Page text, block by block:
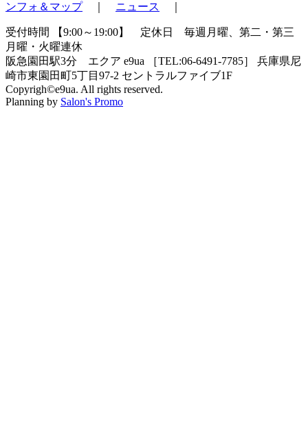
ンフォ＆マップ｜ ニュース
受付時間 【9:00～19:00】 定休日 毎週月曜、第二・第三
月曜・火曜連休
阪急園田駅3分 エクア e9ua ［TEL:06-6491-7785］ 兵庫県尼
崎市東園田町5丁目97-2 セントラルファイブ1F
Copyrigh©e9ua. All rights reserved.
Planning by Salon's Promo